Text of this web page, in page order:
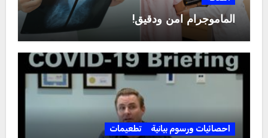
الماموجرام آمن ودقيق!
احصائيات ورسوم بيانية تطعيمات